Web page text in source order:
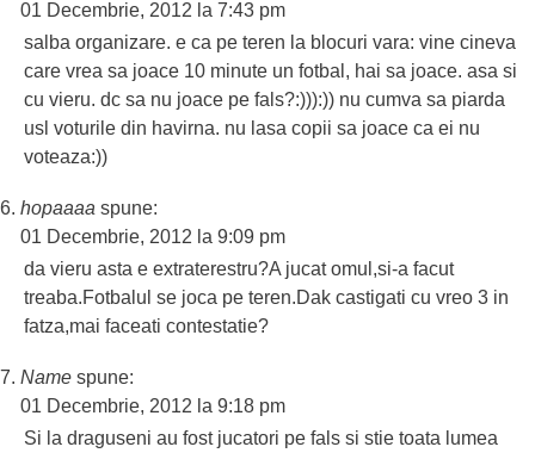
01 Decembrie, 2012 la 7:43 pm
salba organizare. e ca pe teren la blocuri vara: vine cineva
care vrea sa joace 10 minute un fotbal, hai sa joace. asa si
cu vieru. dc sa nu joace pe fals?:))):)) nu cumva sa piarda
usl voturile din havirna. nu lasa copii sa joace ca ei nu
voteaza:))
hopaaaa spune:
01 Decembrie, 2012 la 9:09 pm
da vieru asta e extraterestru?A jucat omul,si-a facut
treaba.Fotbalul se joca pe teren.Dak castigati cu vreo 3 in
fatza,mai faceati contestatie?
Name spune:
01 Decembrie, 2012 la 9:18 pm
Si la draguseni au fost jucatori pe fals si stie toata lumea